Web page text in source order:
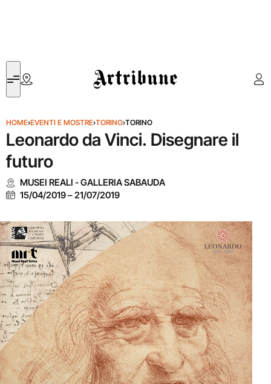
Artribune
HOME›EVENTI E MOSTRE›TORINO›TORINO
Leonardo da Vinci. Disegnare il
futuro
MUSEI REALI - GALLERIA SABAUDA
15/04/2019–21/07/2019